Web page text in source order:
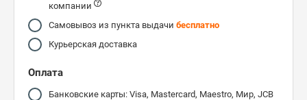
компании
Самовывоз из пункта выдачи бесплатно
Курьерская доставка
Оплата
Банковские карты: Visa, Mastercard, Maestro, Мир, JCB